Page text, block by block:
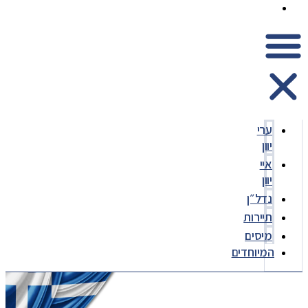
ערי
יוון
איי
יוון
נדל״ן
תיירות
מיסים
המיוחדים